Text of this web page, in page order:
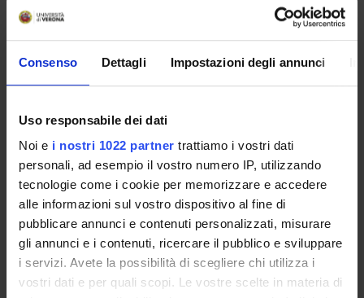
Consenso Dettagli Impostazioni degli annunci
Uso responsabile dei dati
Noi e i nostri 1022 partner trattiamo i vostri dati
personali, ad esempio il vostro numero IP, utilizzando
tecnologie come i cookie per memorizzare e accedere
alle informazioni sul vostro dispositivo al fine di
pubblicare annunci e contenuti personalizzati, misurare
gli annunci e i contenuti, ricercare il pubblico e sviluppare
i servizi. Avete la possibilità di scegliere chi utilizza i
vostri dati e per quali scopi. Le vostre scelte in materia di
Associate Professor
RESEARCH AREAS INVOLVED IN THE PROJECT
French literature - Italian literature - Spanish literature -
Literature (General): The performing arts. Show business
Letteratura francese e letterature francofone
Romanic literature: French
ACTIVITIES